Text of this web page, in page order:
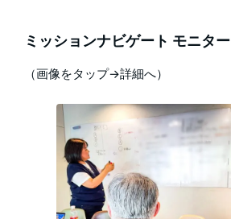
ミッションナビゲート モニター
（画像をタップ→詳細へ）